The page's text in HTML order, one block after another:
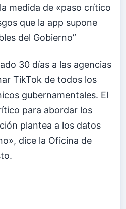
medida de «paso crítico
que la app supone
del Gobierno”
30 días a las agencias
TikTok de todos los
gubernamentales. El
para abordar los
plantea a los datos
dice la Oficina de